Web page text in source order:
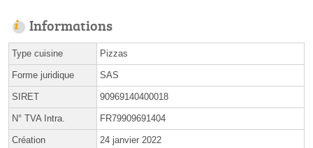
Informations
Type cuisine Pizzas
Forme juridique SAS
SIRET 90969140400018
N° TVA Intra. FR79909691404
Création 24 janvier 2022